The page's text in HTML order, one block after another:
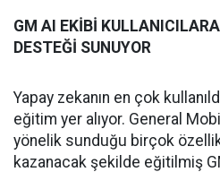
GM AI EKİBİ
DESTEĞİ SUNUYOR
Yapay zekanın en çok
eğitim yer alıyor. General
yönelik sunduğu birçok özellik
kazanacak şekilde eğitilmiş